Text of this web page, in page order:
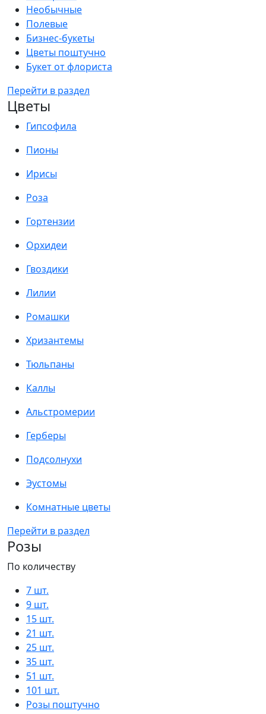
Необычные
Полевые
Бизнес-букеты
Цветы поштучно
Букет от флориста
Перейти в раздел
Цветы
Гипсофила
Пионы
Ирисы
Роза
Гортензии
Орхидеи
Гвоздики
Лилии
Ромашки
Хризантемы
Тюльпаны
Каллы
Альстромерии
Герберы
Подсолнухи
Эустомы
Комнатные цветы
Перейти в раздел
Розы
По количеству
7 шт.
9 шт.
15 шт.
21 шт.
25 шт.
35 шт.
51 шт.
101 шт.
Розы поштучно